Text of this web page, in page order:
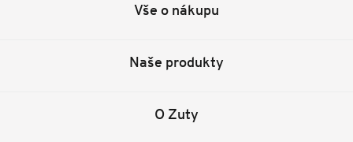
Vše o nákupu
Naše produkty
O Zuty